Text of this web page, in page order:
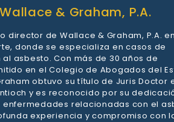
Wallace & Graham, P.A.
director de Wallace & Graham, P.A. en
donde se especializa en casos de
asbesto. Con más de 30 años de
en el Colegio de Abogados del
obtuvo su título de Juris Doctor
y es reconocido por su
relacionadas con el
experiencia y compromiso con